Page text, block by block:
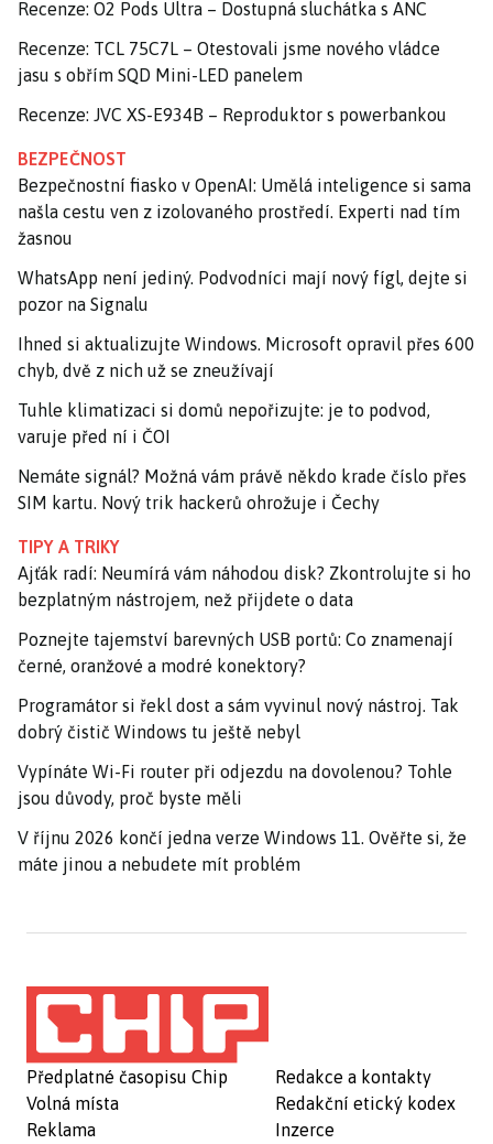
Recenze: O2 Pods Ultra – Dostupná sluchátka s ANC
Recenze: TCL 75C7L – Otestovali jsme nového vládce
jasu s obřím SQD Mini-LED panelem
Recenze: JVC XS-E934B – Reproduktor s powerbankou
BEZPEČNOST
Bezpečnostní fiasko v OpenAI: Umělá inteligence si sama
našla cestu ven z izolovaného prostředí. Experti nad tím
žasnou
WhatsApp není jediný. Podvodníci mají nový fígl, dejte si
pozor na Signalu
Ihned si aktualizujte Windows. Microsoft opravil přes 600
chyb, dvě z nich už se zneužívají
Tuhle klimatizaci si domů nepořizujte: je to podvod,
varuje před ní i ČOI
Nemáte signál? Možná vám právě někdo krade číslo přes
SIM kartu. Nový trik hackerů ohrožuje i Čechy
TIPY A TRIKY
Ajťák radí: Neumírá vám náhodou disk? Zkontrolujte si ho
bezplatným nástrojem, než přijdete o data
Poznejte tajemství barevných USB portů: Co znamenají
černé, oranžové a modré konektory?
Programátor si řekl dost a sám vyvinul nový nástroj. Tak
dobrý čistič Windows tu ještě nebyl
Vypínáte Wi-Fi router při odjezdu na dovolenou? Tohle
jsou důvody, proč byste měli
V říjnu 2026 končí jedna verze Windows 11. Ověřte si, že
máte jinou a nebudete mít problém
Předplatné časopisu Chip
Volná místa
Reklama
Redakce a kontakty
Redakční etický kodex
Inzerce